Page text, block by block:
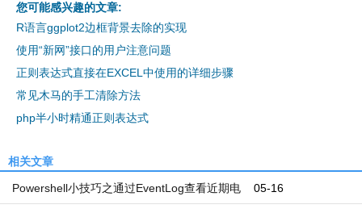
您可能感兴趣的文章:
R语言ggplot2边框背景去除的实现
使用“新网”接口的用户注意问题
正则表达式直接在EXCEL中使用的详细步骤
常见木马的手工清除方法
php半小时精通正则表达式
相关文章
05-16
Powershell小技巧之通过EventLog查看近期电